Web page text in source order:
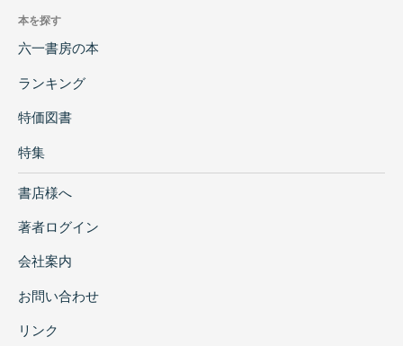
本を探す
六一書房の本
ランキング
特価図書
特集
書店様へ
著者ログイン
会社案内
お問い合わせ
リンク